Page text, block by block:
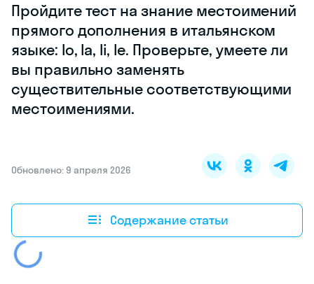
Пройдите тест на знание местоимений
прямого дополнения в итальянском
языке: lo, la, li, le. Проверьте, умеете ли
вы правильно заменять
существительные соответствующими
местоимениями.
Обновлено: 9 апреля 2026
Содержание статьи